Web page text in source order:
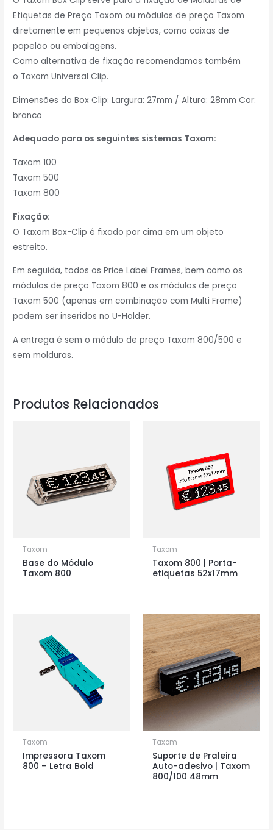
Etiquetas de Preço Taxom ou módulos de preço Taxom
diretamente em pequenos objetos, como caixas de
papelão ou embalagens.
Como alternativa de fixação recomendamos também
o Taxom Universal Clip.
Dimensões do Box Clip: Largura: 27mm / Altura: 28mm Cor:
branco
Adequado para os seguintes sistemas Taxom:
Taxom 100
Taxom 500
Taxom 800
Fixação:
O Taxom Box-Clip é fixado por cima em um objeto
estreito.
Em seguida, todos os Price Label Frames, bem como os
módulos de preço Taxom 800 e os módulos de preço
Taxom 500 (apenas em combinação com Multi Frame)
podem ser inseridos no U-Holder.
A entrega é sem o módulo de preço Taxom 800/500 e
sem molduras.
Produtos Relacionados
Taxom
Base do Módulo
Taxom 800
Taxom
Taxom 800 | Porta-
etiquetas 52x17mm
Taxom
Impressora Taxom
800 – Letra Bold
Taxom
Suporte de Praleira
Auto-adesivo | Taxom
800/100 48mm